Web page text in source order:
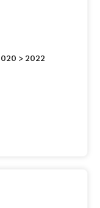
> 2022